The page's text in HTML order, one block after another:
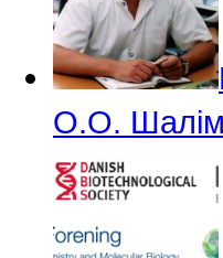
О.О.